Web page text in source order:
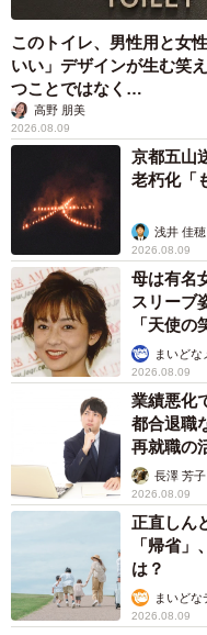
このトイレ、男性用と女
いい」デザインが生む笑
つことではなく…
高野 朋美
2026.08.09
京都五山
老朽化「
浅井 佳穂
2026.08.09
母は有名
スリーブ
「天使の
まいどな
2026.08.09
業績悪化
都合退職
再就職の
アカウン
長澤 芳子
2026.08.09
正直しん
「帰省
は？
まいどな
2026.08.09